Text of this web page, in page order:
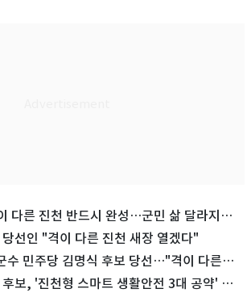
다른 진천 반드시 완성…군민 삶 달라지게
선인 "격이 다른 진천 새장 열겠다"
수 민주당 김명식 후보 당선…"격이 다른
보, '진천형 스마트 생활안전 3대 공약' 발